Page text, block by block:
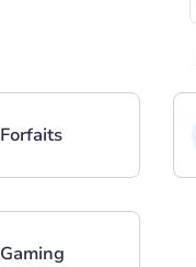
Forfaits
Gaming